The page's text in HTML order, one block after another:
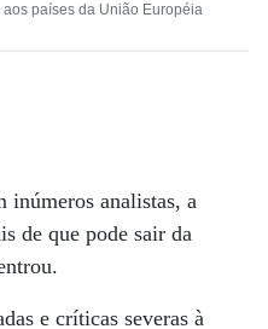
países da União Européia
inúmeros analistas, a
de que pode sair da
e críticas severas à